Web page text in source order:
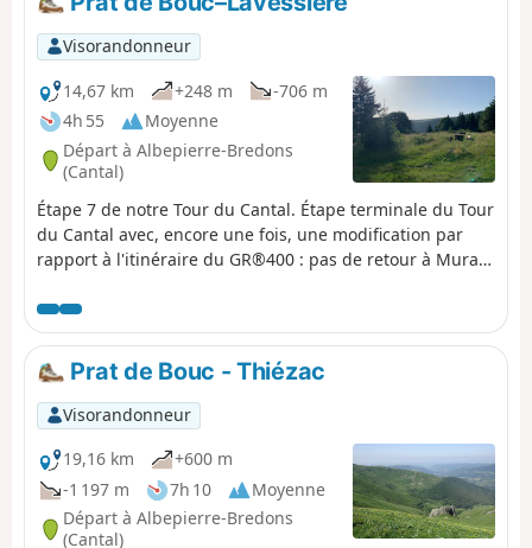
du parcours est à l'ombre, sous des feuillus denses mais
qui ne bloquent pas la vue sur les vallées.
Visorandonneur
14,67 km
+248 m
-706 m
4h 55
Moyenne
Départ à Albepierre-Bredons
(Cantal)
Étape 7 de notre Tour du Cantal. Étape terminale du Tour
du Cantal avec, encore une fois, une modification par
rapport à l'itinéraire du GR®400 : pas de retour à Murat,
voir épisode 1). L'étape se déroule essentiellement à
l'ombre, mais le fait de descendre, en altitude, amène la
chaleur…Prat de Bouc - Thiézac
Visorandonneur
19,16 km
+600 m
-1 197 m
7h 10
Moyenne
Départ à Albepierre-Bredons
(Cantal)